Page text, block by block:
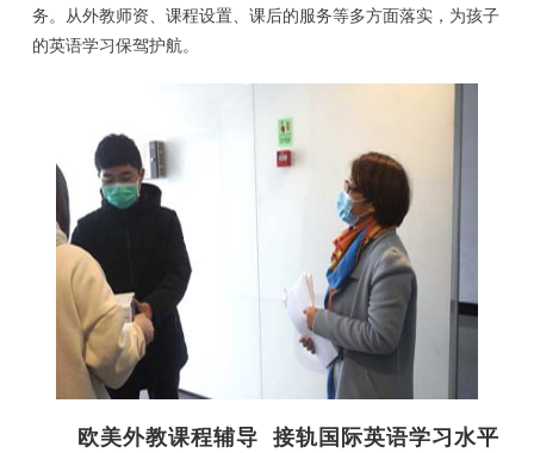
务。从外教师资、课程设置、课后的服务等多方面落实，为孩子
的英语学习保驾护航。
欧美外教课程辅导 接轨国际英语学习水平